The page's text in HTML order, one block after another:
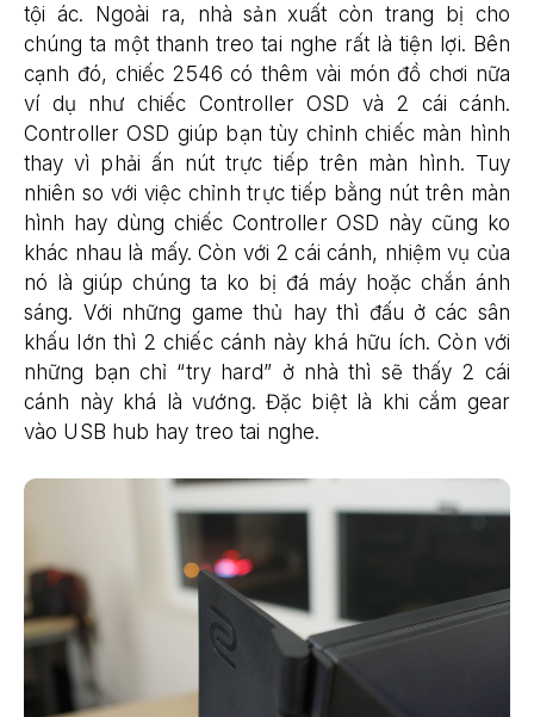
tội ác. Ngoài ra, nhà sản xuất còn trang bị cho
chúng ta một thanh treo tai nghe rất là tiện lợi. Bên
cạnh đó, chiếc 2546 có thêm vài món đồ chơi nữa
ví dụ như chiếc Controller OSD và 2 cái cánh.
Controller OSD giúp bạn tùy chỉnh chiếc màn hình
thay vì phải ấn nút trực tiếp trên màn hình. Tuy
nhiên so với việc chỉnh trực tiếp bằng nút trên màn
hình hay dùng chiếc Controller OSD này cũng ko
khác nhau là mấy. Còn với 2 cái cánh, nhiệm vụ của
nó là giúp chúng ta ko bị đá máy hoặc chắn ánh
sáng. Với những game thủ hay thì đấu ở các sân
khấu lớn thì 2 chiếc cánh này khá hữu ích. Còn với
những bạn chỉ “try hard” ở nhà thì sẽ thấy 2 cái
cánh này khá là vướng. Đặc biệt là khi cắm gear
vào USB hub hay treo tai nghe.